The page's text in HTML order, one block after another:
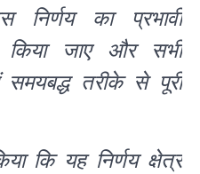
का प्रभावी
किया जाए और सभी
तरीके से पूरी
कि यह निर्णय क्षेत्र